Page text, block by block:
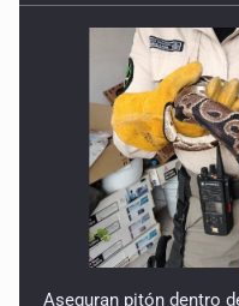
Aseguran pitón dentro